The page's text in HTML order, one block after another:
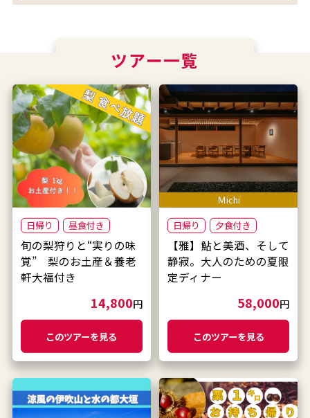
ツアー一覧
日帰り 昼食付き
旬の梨狩りと“実りの味
覚” 梨のお土産＆養老
軒大福付き
14,800円
このツアーを見る
Ｍichi
日帰り
夕食付き
【雅】鮎と美酒、そして
静寂。大人のための夏限
定ディナー
58,000円
このツアーを見る